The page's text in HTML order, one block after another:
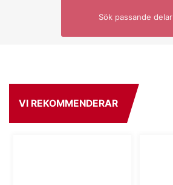
Sök passande delar
VI REKOMMENDERAR